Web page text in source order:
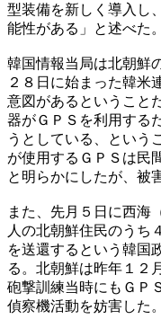
型装備を新しく導入し
能性がある」と述べた。
韓国情報当局は北朝鮮
２８日に始まった韓米
意図があるということ
器がＧＰＳを利用する
うとしている、という
が使用するＧＰＳは民
と明らかにしたが、被
また、先月５日に西海
人の北朝鮮住民のうち
を送還するという韓国
る。北朝鮮は昨年１２
砲撃訓練当時にもＧＰ
偵察機活動を妨害した。